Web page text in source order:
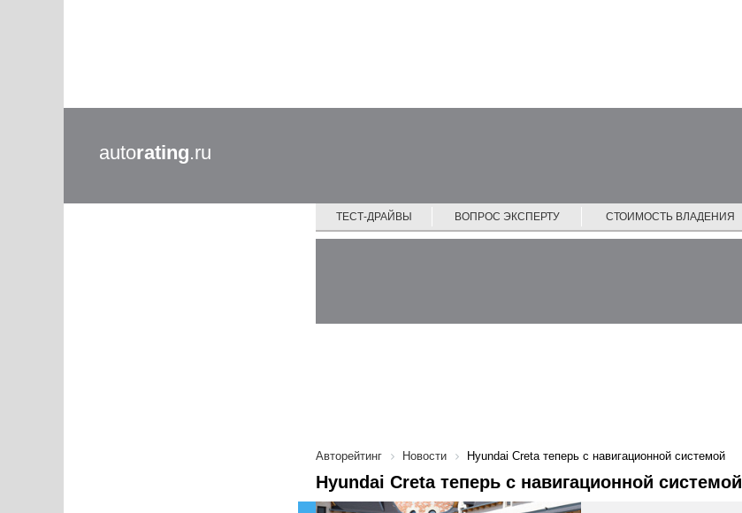
autorating.ru
ТЕСТ-ДРАЙВЫ ВОПРОС ЭКСПЕРТУ СТОИМОСТЬ ВЛАДЕНИЯ
Авторейтинг Новости Hyundai Creta теперь с навигационной системой
Hyundai Creta теперь с навигационной системой